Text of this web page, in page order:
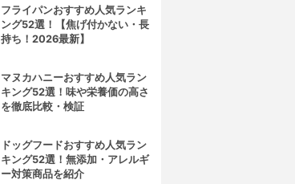
フライパンおすすめ人気ランキ
ング52選！【焦げ付かない・長
持ち！2026最新】
マヌカハニーおすすめ人気ラン
キング52選！味や栄養価の高さ
を徹底比較・検証
ドッグフードおすすめ人気ラン
キング52選！無添加・アレルギ
ー対策商品を紹介